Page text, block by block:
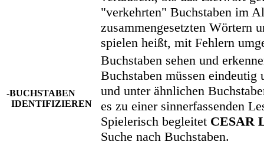
"verkehrten" Buchstaben im
zusammengesetzten Wörtern
spielen heißt, mit Fehlern
-BUCHSTABEN
IDENTIFIZIEREN
Buchstaben sehen und
Buchstaben müssen
und unter ähnlichen
es zu einer sinnerfassenden
Spielerisch begleitet CESAR
Suche nach Buchstaben.